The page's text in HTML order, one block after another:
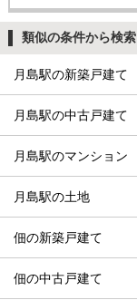
類似の条件から検索
月島駅の新築戸建て
月島駅の中古戸建て
月島駅のマンション
月島駅の土地
佃の新築戸建て
佃の中古戸建て